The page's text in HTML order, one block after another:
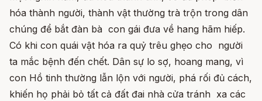
hóa thành người, thành vật thường trà trộn trong dân
chúng để bắt đàn bà con gái đưa về hang hãm hiếp.
Có khi con quái vật hóa ra quỷ trêu ghẹo cho người
ta mắc bệnh đến chết. Dân sự lo sợ, hoang mang, vì
con Hồ tinh thường lẫn lộn với người, phá rối đủ cách,
khiến họ phải bỏ tất cả đất đai nhà cửa tránh xa các